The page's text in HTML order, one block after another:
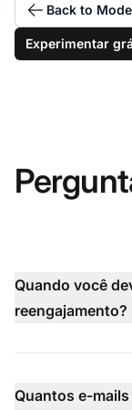
Back to
Experimentar
Quando você
reengajamento?
Quantos e-